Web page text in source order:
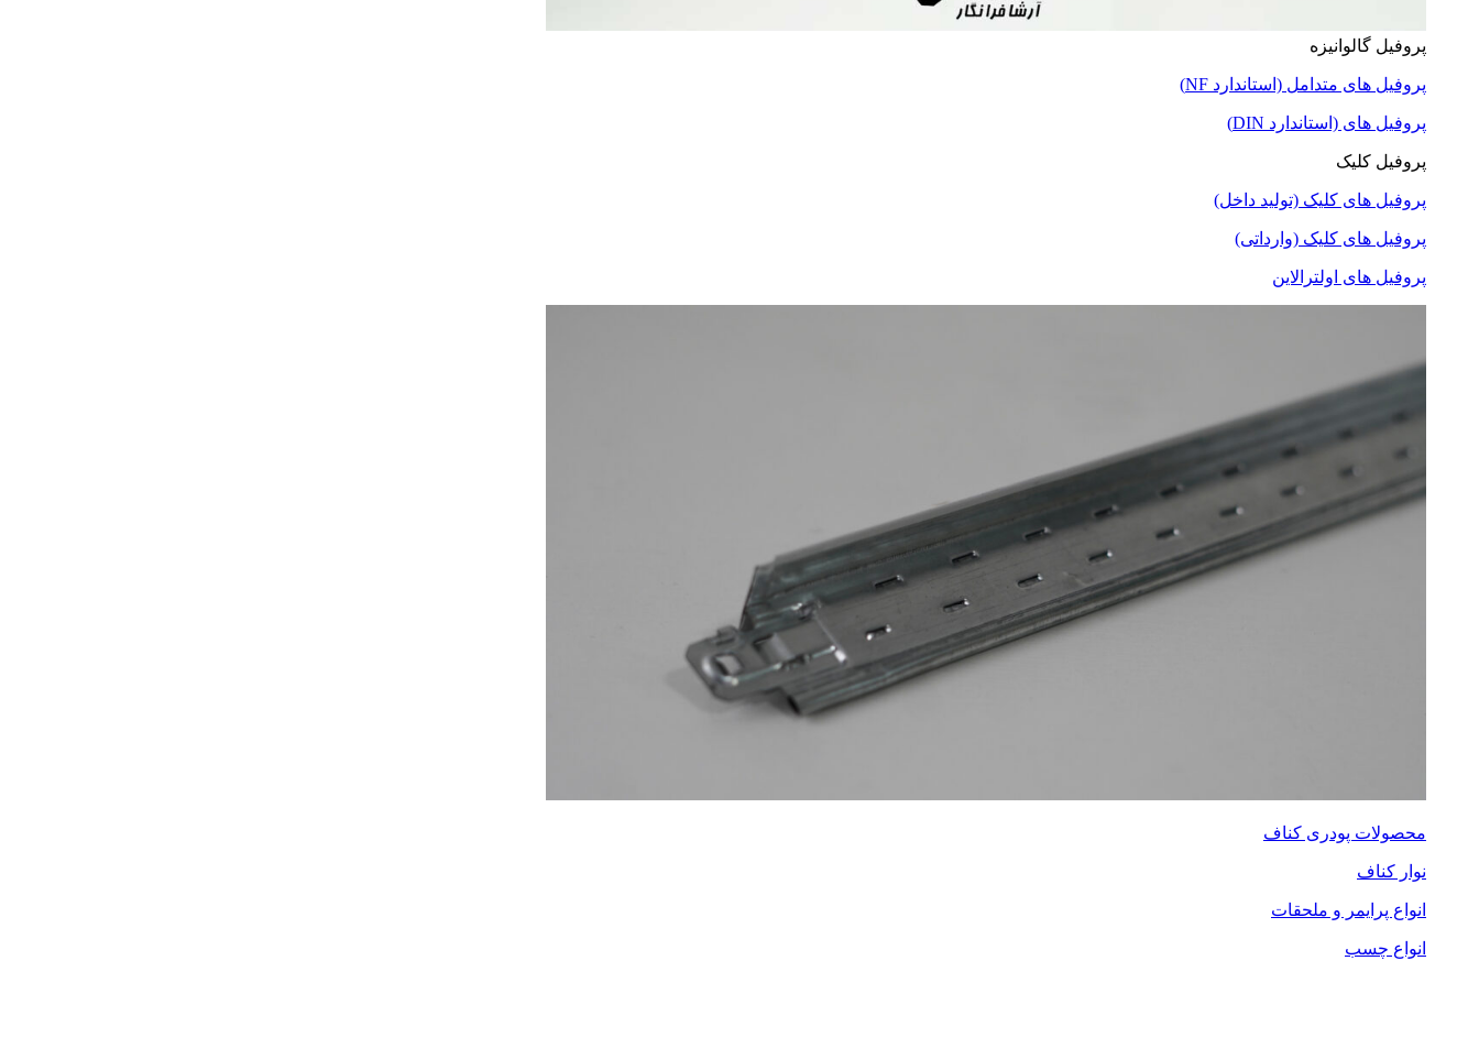
پروفیل گالوانیزه
پروفیل های متدامل (استاندارد NF)
پروفیل های (استاندارد DIN)
پروفیل کلیک
پروفیل های کلیک (تولید داخل)
پروفیل های کلیک (وارداتی)
پروفیل های اولترالاین
محصولات پودری کناف
نوار کناف
انواع پرایمر و ملحقات
انواع چسب